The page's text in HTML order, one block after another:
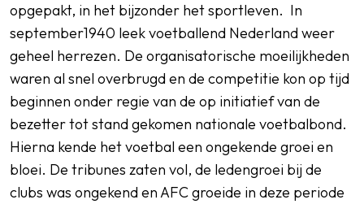
opgepakt, in het bijzonder het sportleven. In
september1940 leek voetballend Nederland weer
geheel herrezen. De organisatorische moeilijkheden
waren al snel overbrugd en de competitie kon op tijd
beginnen onder regie van de op initiatief van de
bezetter tot stand gekomen nationale voetbalbond.
Hierna kende het voetbal een ongekende groei en
bloei. De tribunes zaten vol, de ledengroei bij de
clubs was ongekend en AFC groeide in deze periode